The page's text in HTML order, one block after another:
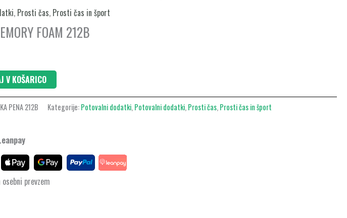
, Prosti čas, Prosti čas in šport
FOAM 212B
V KOŠARICO
PENA 212B Kategorije:Potovalni dodatki,Potovalni dodatki,Prosti čas,Prosti čas in šport
prevzem